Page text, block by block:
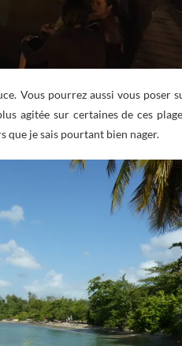
Vous pourrez aussi vous poser
agitée sur certaines de ces
que je sais pourtant bien nager.